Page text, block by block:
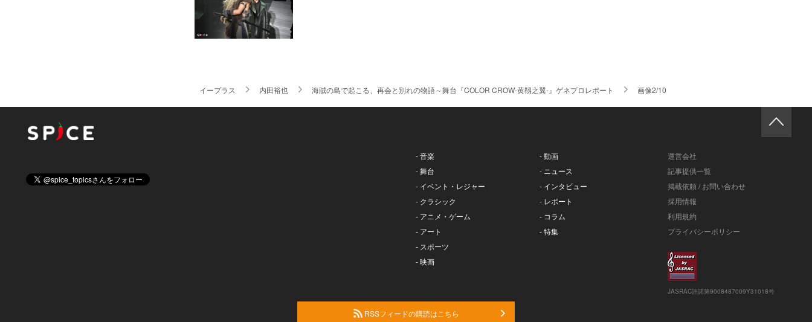
イープラス 内田裕也 海賊の島で起こる、再会と別れの物語～舞台『COLOR CROW-黄靱之翼-』ゲネプロレポート 画像2/10
- 音楽
- 舞台
- イベント・レジャー
- クラシック
- アニメ・ゲーム
- アート
- スポーツ
- 映画
- 動画
- ニュース
- インタビュー
- レポート
- コラム
- 特集
運営会社
記事提供一覧
掲載依頼 / お問い合わせ
採用情報
利用規約
プライバシーポリシー
JASRAC許諾第9008487009Y31018号
RSSフィードの購読はこちら